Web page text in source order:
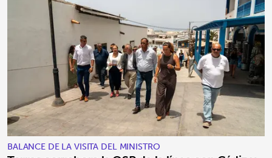
BALANCE DE LA VISITA DEL MINISTRO